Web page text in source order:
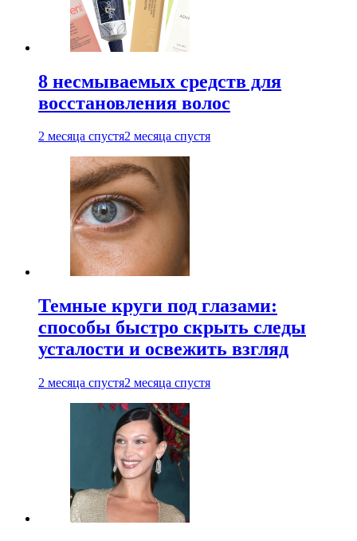
8 несмываемых средств для
восстановления волос
2 месяца спустя2 месяца спустя
Темные круги под глазами:
способы быстро скрыть следы
усталости и освежить взгляд
2 месяца спустя2 месяца спустя